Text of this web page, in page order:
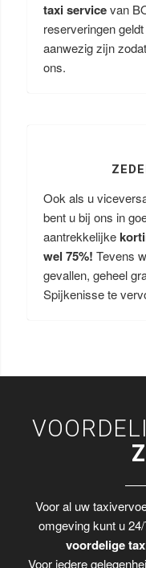
taxi servicevan
reserveringen
aanwezig zijn
ons.
Ook als u
bent u bij ons in
aantrekkelijke
wel 75%! Tevens
gevallen, geheel
Spijkenisse te
Voor al uw
omgeving kunt u
voordelige
Voor iedere